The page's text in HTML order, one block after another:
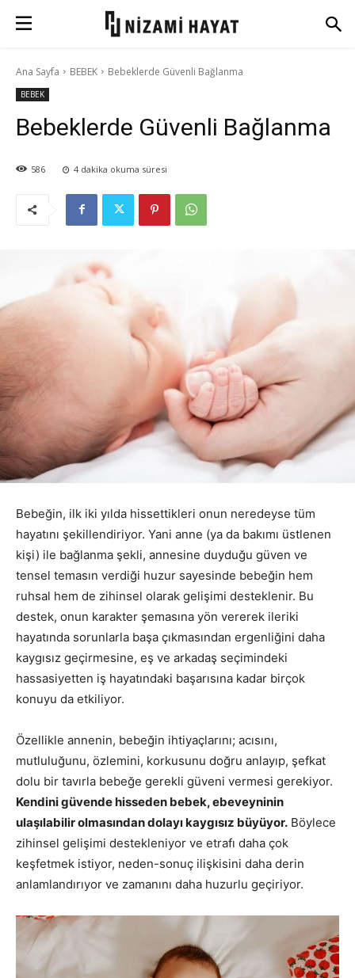
Ana Sayfa BEBEK Bebeklerde Güvenli Bağlanma
BEBEK
Bebeklerde Güvenli Bağlanma
586 4 dakika okuma süresi
Bebeğin, ilk iki yılda hissettikleri onun neredeyse tüm
hayatını şekillendiriyor. Yani anne (ya da bakımı üstlenen
kişi) ile bağlanma şekli, annesine duyduğu güven ve
tensel temasın verdiği huzur sayesinde bebeğin hem
ruhsal hem de zihinsel olarak gelişimi desteklenir. Bu
destek, onun karakter şemasına yön vererek ileriki
hayatında sorunlarla başa çıkmasından ergenliğini daha
kaygısız geçirmesine, eş ve arkadaş seçimindeki
hassasiyetten iş hayatındaki başarısına kadar birçok
konuyu da etkiliyor.
Özellikle annenin, bebeğin ihtiyaçlarını; acısını,
mutluluğunu, özlemini, korkusunu doğru anlayıp, şefkat
dolu bir tavırla bebeğe gerekli güveni vermesi gerekiyor.
Kendini güvende hisseden bebek, ebeveyninin
ulaşılabilir olmasından dolayı kaygısız büyüyor. Böylece
zihinsel gelişimi destekleniyor ve etrafı daha çok
keşfetmek istiyor, neden-sonuç ilişkisini daha derin
anlamlandırıyor ve zamanını daha huzurlu geçiriyor.